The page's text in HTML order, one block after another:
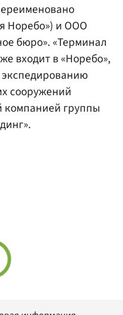
Норебо») и ООО
бюро». «Терминал
входит в «Норебо»,
экспедированию
сооружений
компанией группы